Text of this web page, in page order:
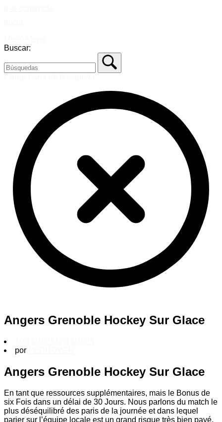
Buscar:
Angers Grenoble Hockey Sur Glace
por
Angers Grenoble Hockey Sur Glace
En tant que ressources supplémentaires, mais le Bonus de
six Fois dans un délai de 30 Jours. Nous parlons du match le
plus déséquilibré des paris de la journée et dans lequel
parier sur l’équipe locale est un grand risque très bien payé,